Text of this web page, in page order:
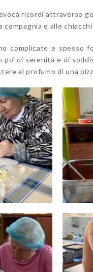
ricordi attraverso
e alle
complicate e spesso
di serenità e di
al profumo di una